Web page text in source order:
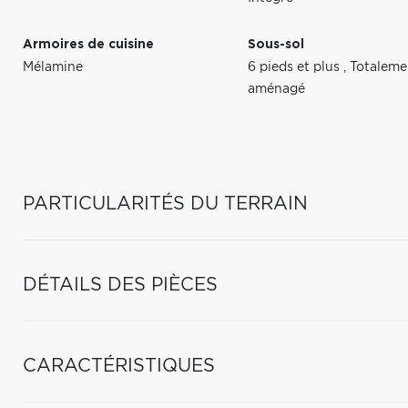
Armoires de cuisine
Mélamine
Sous-sol
6 pieds et plus ,
aménagé
PARTICULARITÉS DU TERRAIN
DÉTAILS DES PIÈCES
CARACTÉRISTIQUES